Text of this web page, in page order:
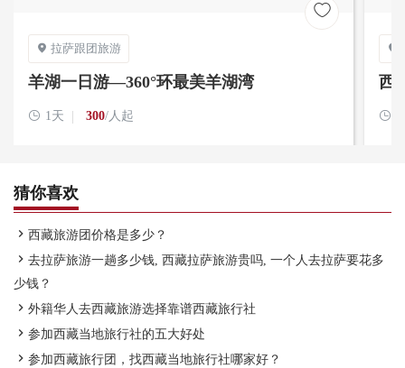
***温馨提示***
1. 冬天往往是游览珠峰大本营的好时节，因为晴空万里，阳光不
过夜的地方。(距离珠峰大本营约8公里)
3. 随着能见度的提高，从定日县前往珠峰大本营途中，被公认为世
界上观赏喜马拉雅山脉全景的最佳地点的加乌拉山口变成了另一番
景象。万里无云的天空变得深蓝，喜马拉雅山的雪山画卷清晰地呈
现在你的眼前
4. 游客参加珠峰大本营旅游的身份及旅游证件

 拉萨跟团旅游
羊湖一日游—360°环最美羊湖湾
 1天 300/人起

西

猜你喜欢
 西藏旅游团价格是多少？
 去拉萨旅游一趟多少钱, 西藏拉萨旅游贵吗, 一个人去拉萨要花多
少钱？
 外籍华人去西藏旅游选择靠谱西藏旅行社
 参加西藏当地旅行社的五大好处
 参加西藏旅行团，找西藏当地旅行社哪家好？